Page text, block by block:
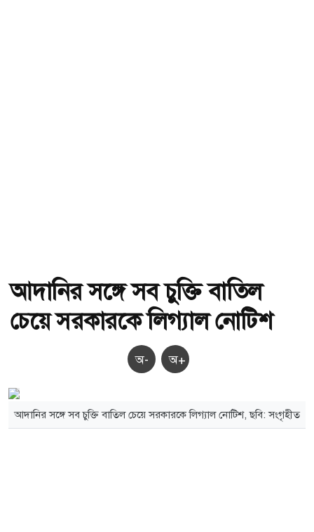
আদানির সঙ্গে সব চুক্তি বাতিল
চেয়ে সরকারকে লিগ্যাল নোটিশ
অ- অ+
আদানির সঙ্গে সব চুক্তি বাতিল চেয়ে সরকারকে লিগ্যাল নোটিশ, ছবি: সংগৃহীত